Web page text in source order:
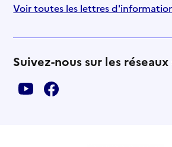
Voir toutes les lettres
Suivez-nous sur les